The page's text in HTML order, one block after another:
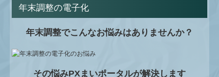
年末調整の電子化
年末調整でこんなお悩みはありませんか？
その悩みPXまいポータルが解決します